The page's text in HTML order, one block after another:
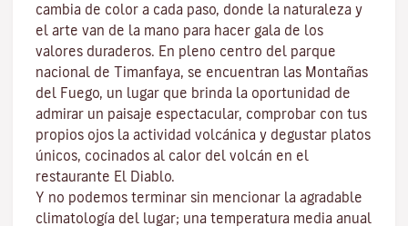
cambia de color a cada paso, donde la naturaleza y
el arte van de la mano para hacer gala de los
valores duraderos. En pleno centro del parque
nacional de Timanfaya, se encuentran las Montañas
del Fuego, un lugar que brinda la oportunidad de
admirar un paisaje espectacular, comprobar con tus
propios ojos la actividad volcánica y degustar platos
únicos, cocinados al calor del volcán en el
restaurante El Diablo.
Y no podemos terminar sin mencionar la agradable
climatología del lugar; una temperatura media anual